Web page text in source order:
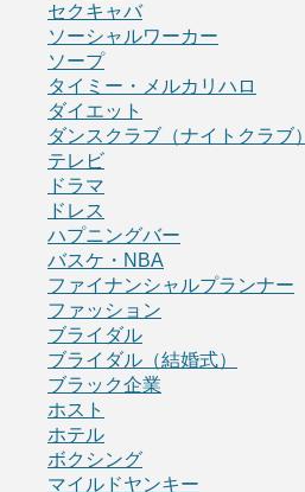
セクキャバ
ソーシャルワーカー
ソープ
タイミー・メルカリハロ
ダイエット
ダンスクラブ（ナイトクラブ）
テレビ
ドラマ
ドレス
ハプニングバー
バスケ・NBA
ファイナンシャルプランナー
ファッション
ブライダル
ブライダル（結婚式）
ブラック企業
ホスト
ホテル
ボクシング
マイルドヤンキー